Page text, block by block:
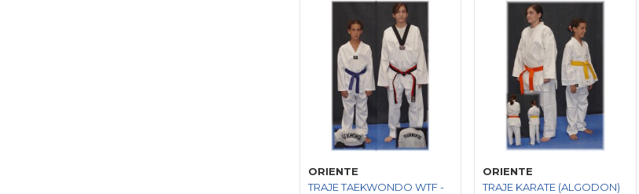
ORIENTE
TRAJE TAEKWONDO WTF -
ORIENTE
TRAJE KARATE (ALGODON)